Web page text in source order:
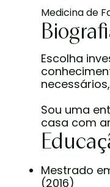
Medicina de
Escolha
Sou uma
casa com
Mestrado
(2016)